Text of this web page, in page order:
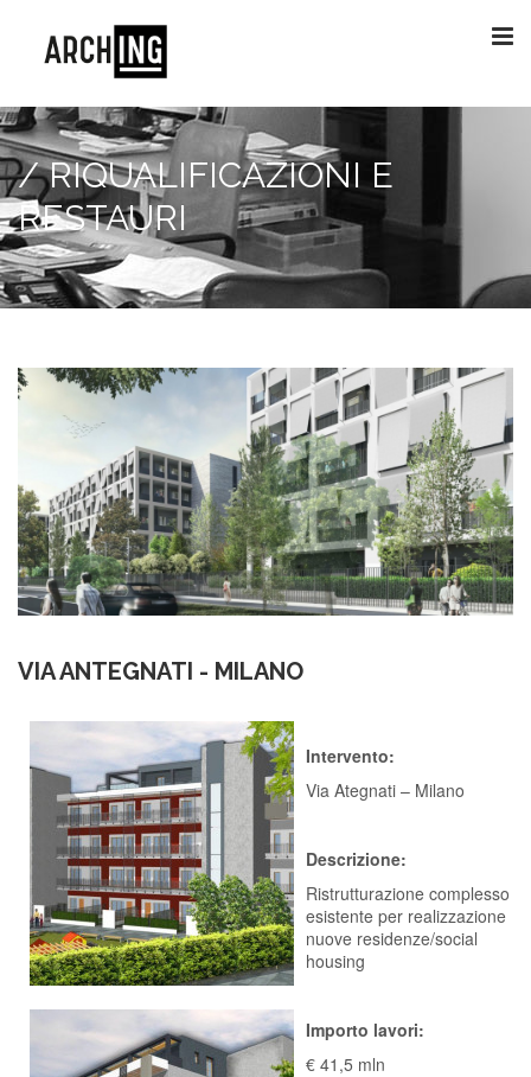
/ RIQUALIFICAZIONI E
RESTAURI
VIA ANTEGNATI - MILANO
Intervento:
Via Ategnati – Milano
Descrizione:
Ristrutturazione complesso
esistente per realizzazione
nuove residenze/social
housing
Importo lavori:
€ 41,5 mln